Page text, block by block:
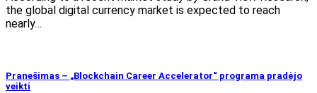
the global digital currency market is expected to reach
nearly…
Pranešimas – „Blockchain Career Accelerator“ programa pradėjo
veikti